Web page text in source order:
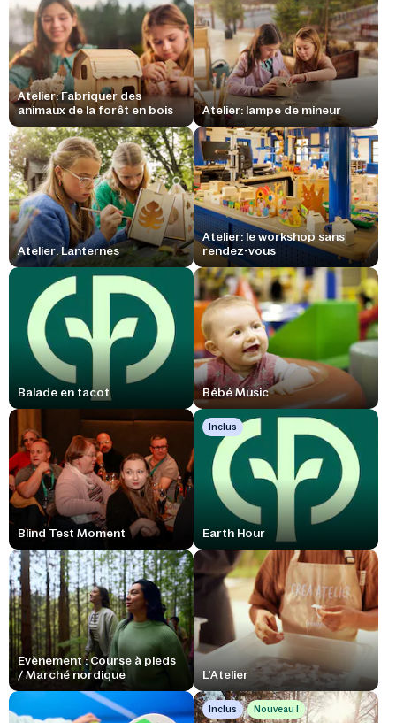
Atelier: Fabriquer des
animaux de la forêt en bois
Atelier: lampe de mineur
Atelier: Lanternes
Atelier: le workshop sans
rendez-vous
Balade en tacot Bébé Music
Blind Test Moment
Inclus
Earth Hour
Evènement : Course à pieds
/ Marché nordique
L'Atelier
Inclus Nouveau !